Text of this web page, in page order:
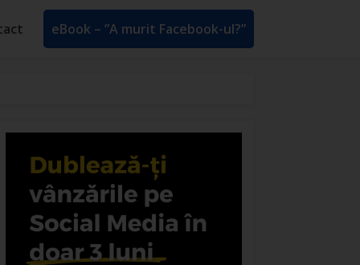
eBook – ”A murit Facebook-ul?”